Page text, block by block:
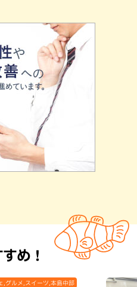
め！
,グルメ,スイーツ,本島中部